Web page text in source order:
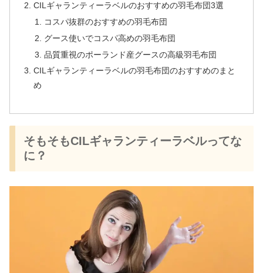
CILギャランティーラベルのおすすめの羽毛布団3選
コスパ抜群のおすすめの羽毛布団
グース使いでコスパ高めの羽毛布団
品質重視のポーランド産グースの高級羽毛布団
CILギャランティーラベルの羽毛布団のおすすめのまと
め
そもそもCILギャランティーラベルってな
に？